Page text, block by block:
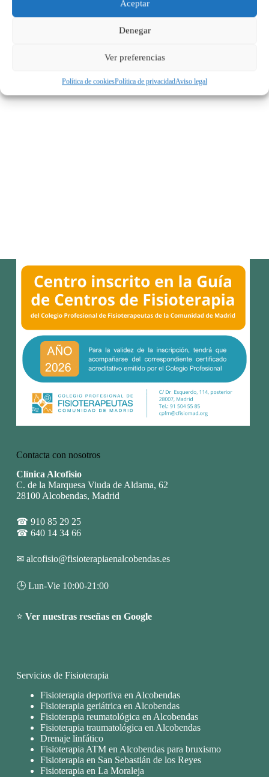
Aceptar
Denegar
Ver preferencias
Política de cookiesPolítica de privacidadAviso legal
Contacta con nosotros
Clínica Alcofisio
C. de la Marquesa Viuda de Aldama, 62
28100 Alcobendas, Madrid
☎ 910 85 29 25
☎ 640 14 34 66
✉ alcofisio@fisioterapiaenalcobendas.es
🕒 Lun-Vie 10:00-21:00
⭐ Ver nuestras reseñas en Google
Servicios de Fisioterapia
Fisioterapia deportiva en Alcobendas
Fisioterapia geriátrica en Alcobendas
Fisioterapia reumatológica en Alcobendas
Fisioterapia traumatológica en Alcobendas
Drenaje linfático
Fisioterapia ATM en Alcobendas para bruxismo
Fisioterapia en San Sebastián de los Reyes
Fisioterapia en La Moraleja